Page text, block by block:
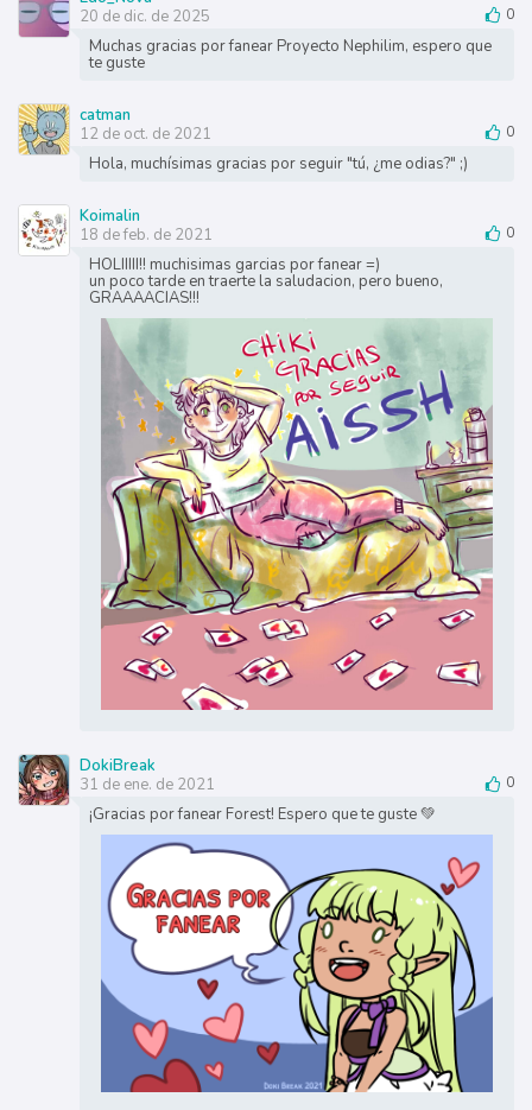
20 de dic. de 2025
0
Muchas gracias por fanear Proyecto Nephilim, espero que
te guste
catman
12 de oct. de 2021
0
Hola, muchísimas gracias por seguir "tú, ¿me odias?" ;)
Koimalin
18 de feb. de 2021
0
HOLIIIII!! muchisimas garcias por fanear =)
un poco tarde en traerte la saludacion, pero bueno,
GRAAAACIAS!!!
DokiBreak
31 de ene. de 2021
0
¡Gracias por fanear Forest! Espero que te guste 💚